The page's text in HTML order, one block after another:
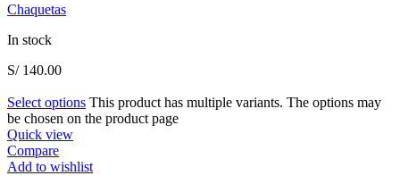
Chaquetas
In stock
S/140.00
Select options This product has multiple variants. The options may
be chosen on the product page
Quick view
Compare
Add to wishlist